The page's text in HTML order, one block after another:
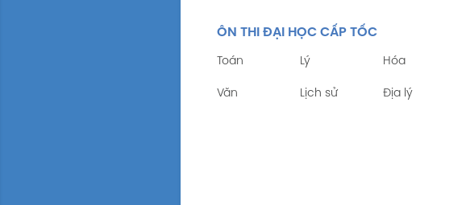
ÔN THI ĐẠI HỌC CẤP TỐC
Toán Lý Hóa
Văn Lịch sử Địa lý